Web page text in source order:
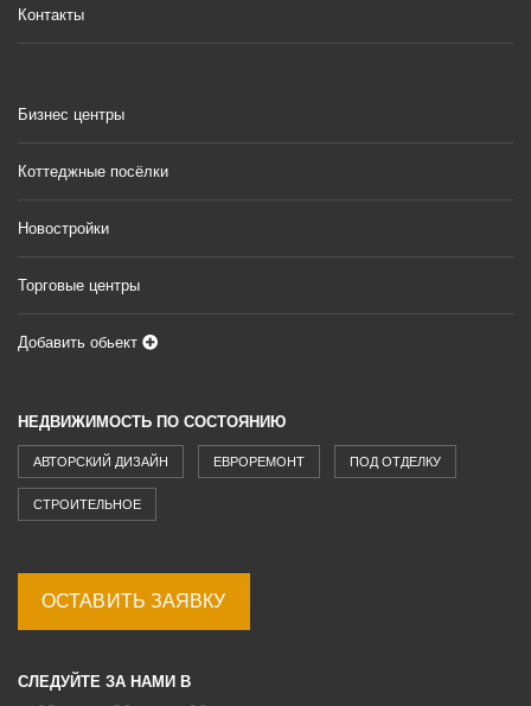
Контакты
Бизнес центры
Коттеджные посёлки
Новостройки
Торговые центры
Добавить обьект
НЕДВИЖИМОСТЬ ПО СОСТОЯНИЮ
АВТОРСКИЙ ДИЗАЙН ЕВРОРЕМОНТ ПОД ОТДЕЛКУ
СТРОИТЕЛЬНОЕ
ОСТАВИТЬ ЗАЯВКУ
СЛЕДУЙТЕ ЗА НАМИ В